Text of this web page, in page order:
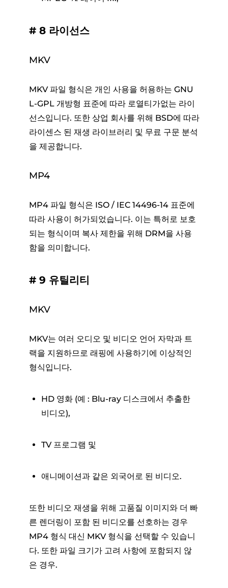
# 8 라이선스
MKV
MKV 파일 형식은 개인 사용을 허용하는 GNU
L-GPL 개방형 표준에 따라 로열티가없는 라이
선스입니다. 또한 상업 회사를 위해 BSD에 따라
라이센스 된 재생 라이브러리 및 무료 구문 분석
을 제공합니다.
MP4
MP4 파일 형식은 ISO / IEC 14496-14 표준에
따라 사용이 허가되었습니다. 이는 특허로 보호
되는 형식이며 복사 제한을 위해 DRM을 사용
함을 의미합니다.
# 9 유틸리티
MKV
MKV는 여러 오디오 및 비디오 언어 자막과 트
랙을 지원하므로 래핑에 사용하기에 이상적인
형식입니다.
HD 영화 (예 : Blu-ray 디스크에서 추출한
비디오),
TV 프로그램 및
애니메이션과 같은 외국어로 된 비디오.
또한 비디오 재생을 위해 고품질 이미지와 더 빠
른 렌더링이 포함 된 비디오를 선호하는 경우
MP4 형식 대신 MKV 형식을 선택할 수 있습니
다. 또한 파일 크기가 고려 사항에 포함되지 않
은 경우.